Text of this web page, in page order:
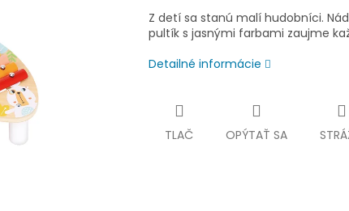
Z detí sa stanú malí hudobníci.
pultík s jasnými farbami zaujme
Detailné informácie
TLAČ OPÝTAŤ SA